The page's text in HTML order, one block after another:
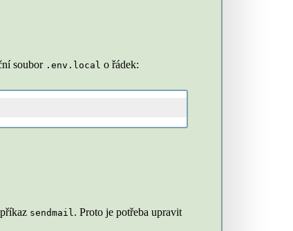
soubor .env.local o řádek:
sendmail. Proto je potřeba upravit